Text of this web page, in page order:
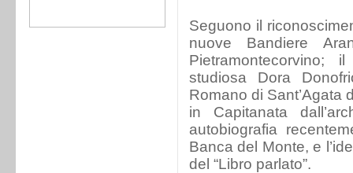
Seguono il
nuove Bandiere
Pietramontecorvino;
studiosa Dora
Romano di Sant’Agata
in Capitanata
autobiografia
Banca del Monte, e
del “Libro parlato”.